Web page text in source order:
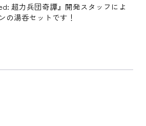
超力兵団奇譚』開発スタッフによ
の湯呑セットです！